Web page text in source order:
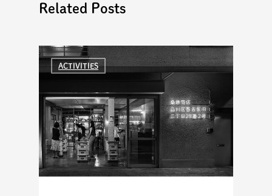
Related Posts
ACTIVITIES